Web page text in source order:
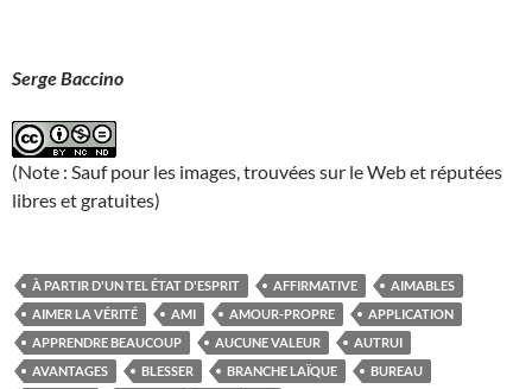
Serge Baccino
(Note : Sauf pour les images, trouvées sur le Web et réputées
libres et gratuites)
À PARTIR D'UN TEL ÉTAT D'ESPRIT AFFIRMATIVE
AIMABLES
AIMER LA VÉRITÉ
AMI AMOUR-PROPRE
APPLICATION
APPRENDRE BEAUCOUP
AUCUNE VALEUR
AUTRUI
AVANTAGES
BLESSER BRANCHE LAÏQUE
BUREAU